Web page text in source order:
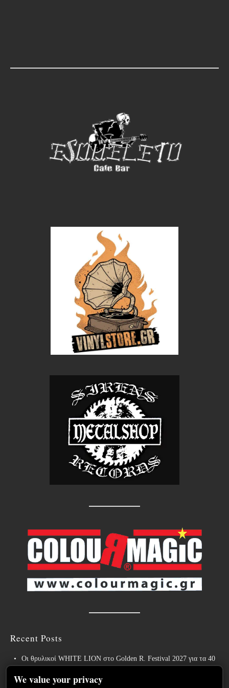
Recent Posts
Οι θρυλικοί WHITE LION στο Golden R. Festival 2027 για τα 40
We value your privacy